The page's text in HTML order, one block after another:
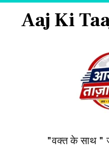
Aaj Ki
"वक्त के साथ "